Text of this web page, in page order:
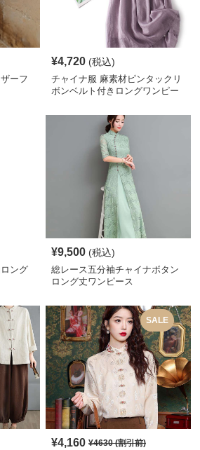
ーフ
¥4,720 (税込)
チャイナ服 麻素材ピンタックリ
ボンベルト付きロングワンピー
ング
¥9,500 (税込)
総レース五分袖チャイナボタン
ロング丈ワンピース
SALE
¥4,160 ¥4630(割引前)